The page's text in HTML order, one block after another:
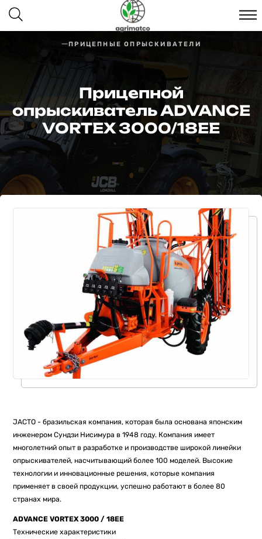
ПРИЦЕПНЫЕ ОПРЫСКИВАТЕЛИ
Прицепной
опрыскиватель ADVANCE
VORTEX 3000/18EE
JACTO - бразильская компания, которая была основана японским
инженером Сундзи Нисимура в 1948 году. Компания имеет
многолетний опыт в разработке и производстве широкой линейки
опрыскивателей, насчитывающий более 100 моделей. Высокие
технологии и инновационные решения, которые компания
применяет в своей продукции, успешно работают в более 80
странах мира.
ADVANCE VORTEX 3000 / 18EE
Технические характеристики